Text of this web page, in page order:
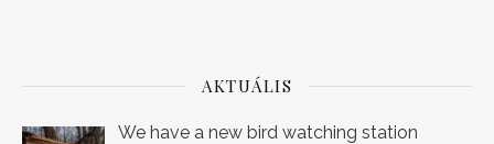
AKTUÁLIS
We have a new bird watching station